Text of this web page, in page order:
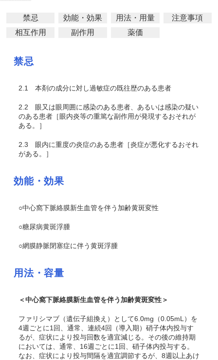
禁忌 効能・効果 用法・用量
注意事項
相互作用
副作用 薬価
禁忌
2.1 本剤の成分に対し過敏症の既往歴のある患者
2.2 眼又は眼周囲に感染のある患者、あるいは感染の疑い
のある患者［眼内炎等の重篤な副作用が発現するおそれが
ある。］
2.3 眼内に重度の炎症のある患者［炎症が悪化するおそれ
がある。］
効能・効果
○中心窩下脈絡膜新生血管を伴う加齢黄斑変性
○糖尿病黄斑浮腫
○網膜静脈閉塞症に伴う黄斑浮腫
用法・容量
＜中心窩下脈絡膜新生血管を伴う加齢黄斑変性＞
ファリシマブ（遺伝子組換え）として6.0mg（0.05mL）を
4週ごとに1回、通常、連続4回（導入期）硝子体内投与す
るが、症状により投与回数を適宜減じる。その後の維持期
においては、通常、16週ごとに1回、硝子体内投与する。
なお、症状により投与間隔を適宜調節するが、8週以上あけ